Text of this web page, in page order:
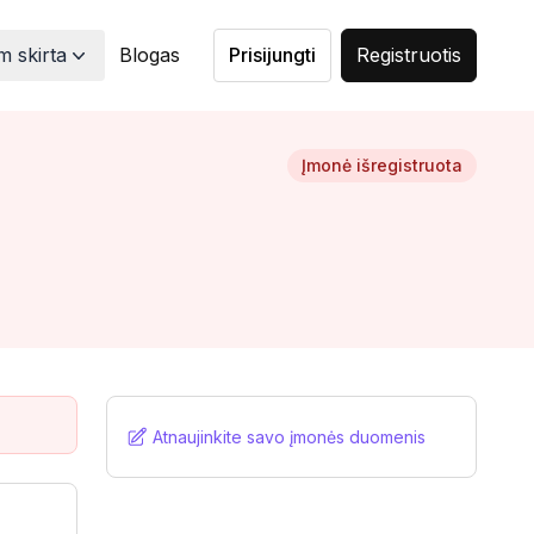
skirta Blogas Prisijungti Registruotis
Įmonė išregistruota
Atnaujinkite savo įmonės duomenis